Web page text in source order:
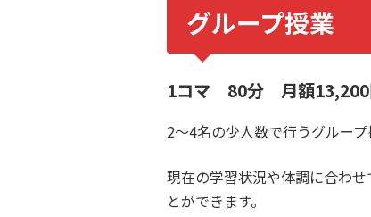
グループ授業
1コマ 80分 月額13,200
2〜4名の少人数で行うグループ
現在の学習状況や体調に合わ
とができます。